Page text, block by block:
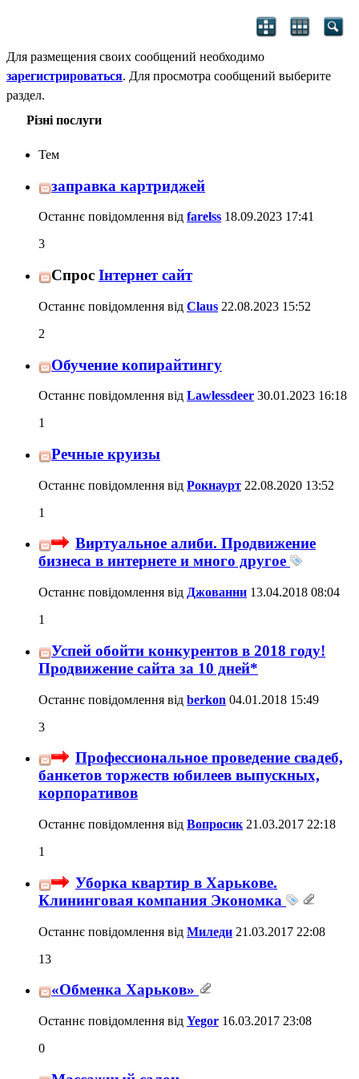
Для размещения своих сообщений необходимо
зарегистрироваться. Для просмотра сообщений выберите
раздел.
Різні послуги
Тем
заправка картриджей
Останнє повідомлення від farelss 18.09.2023 17:41
3
Спрос Інтернет сайт
Останнє повідомлення від Claus 22.08.2023 15:52
2
Обучение копирайтингу
Останнє повідомлення від Lawlessdeer 30.01.2023 16:18
1
Речные круизы
Останнє повідомлення від Рокнаурт 22.08.2020 13:52
1
Виртуальное алиби. Продвижение
бизнеса в интернете и много другое
Останнє повідомлення від Джованни 13.04.2018 08:04
1
Успей обойти конкурентов в 2018 году!
Продвижение сайта за 10 дней*
Останнє повідомлення від berkon 04.01.2018 15:49
3
Профессиональное проведение свадеб,
банкетов торжеств юбилеев выпускных,
корпоративов
Останнє повідомлення від Вопросик 21.03.2017 22:18
1
Уборка квартир в Харькове.
Клининговая компания Экономка
Останнє повідомлення від Миледи 21.03.2017 22:08
13
«Обменка Харьков»
Останнє повідомлення від Yegor 16.03.2017 23:08
0